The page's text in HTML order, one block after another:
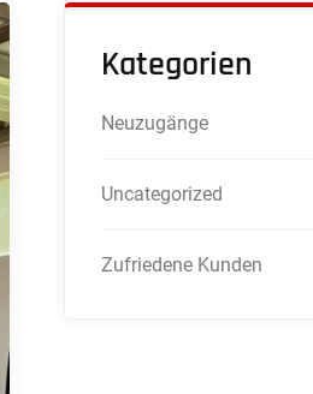
Kategorien
Neuzugänge
Uncategorized
Zufriedene Kunden